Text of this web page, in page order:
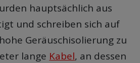
hauptsächlich aus
und schreiben sich auf
Geräuschisolierung zu
lange Kabel, an dessen